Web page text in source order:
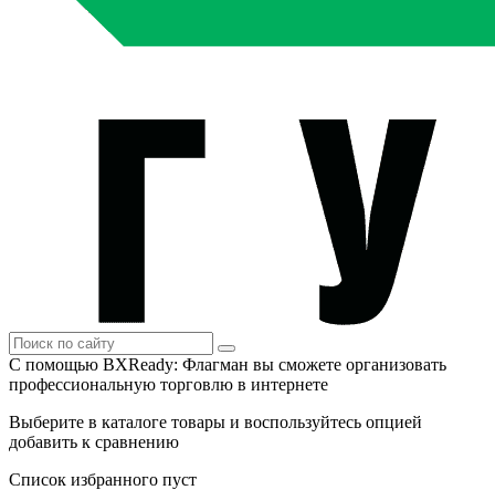
С помощью BXReady: Флагман вы сможете организовать
профессиональную торговлю в интернете
Выберите в каталоге товары и воспользуйтесь опцией
добавить к сравнению
Список избранного пуст